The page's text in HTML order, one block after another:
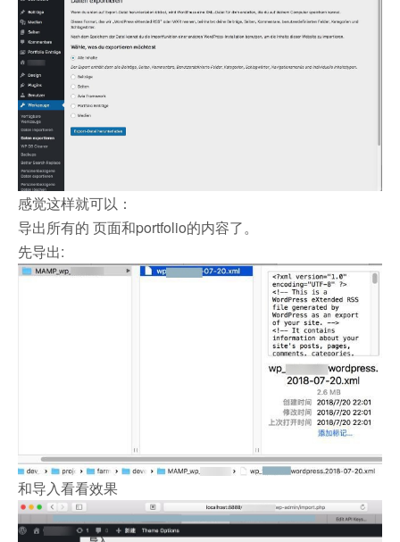
感觉这样就可以：
导出所有的 页面和portfolio的内容了。
先导出:
和导入看看效果